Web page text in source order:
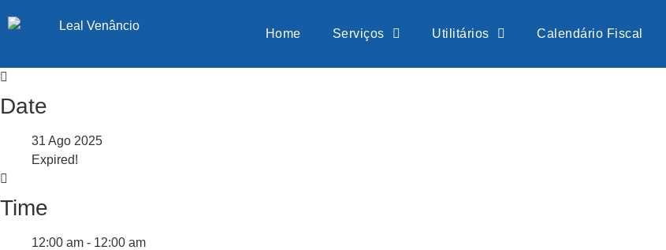
Home Serviços Utilitários Calendário Fiscal
Date
31 Ago 2025
Expired!
Time
12:00 am - 12:00 am